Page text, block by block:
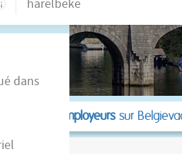
des employeurssur
dans